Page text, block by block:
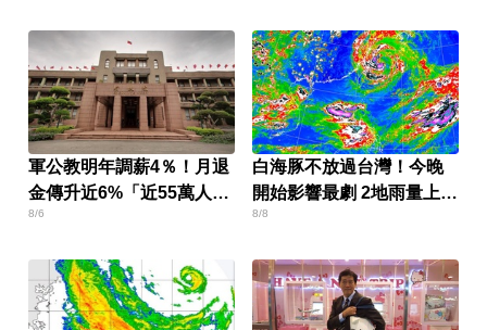
軍公教明年調薪4％！月退
金傳升近6%「近55萬人受
惠」
8/6
白海豚不放過台灣！今晚
開始影響最劇 2地雨量上看
500毫米
8/8